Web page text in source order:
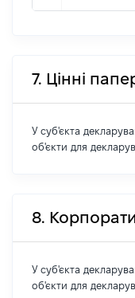
7. Цінні
У суб'єкта
об'єкти для
8.
У суб'єкта
об'єкти для